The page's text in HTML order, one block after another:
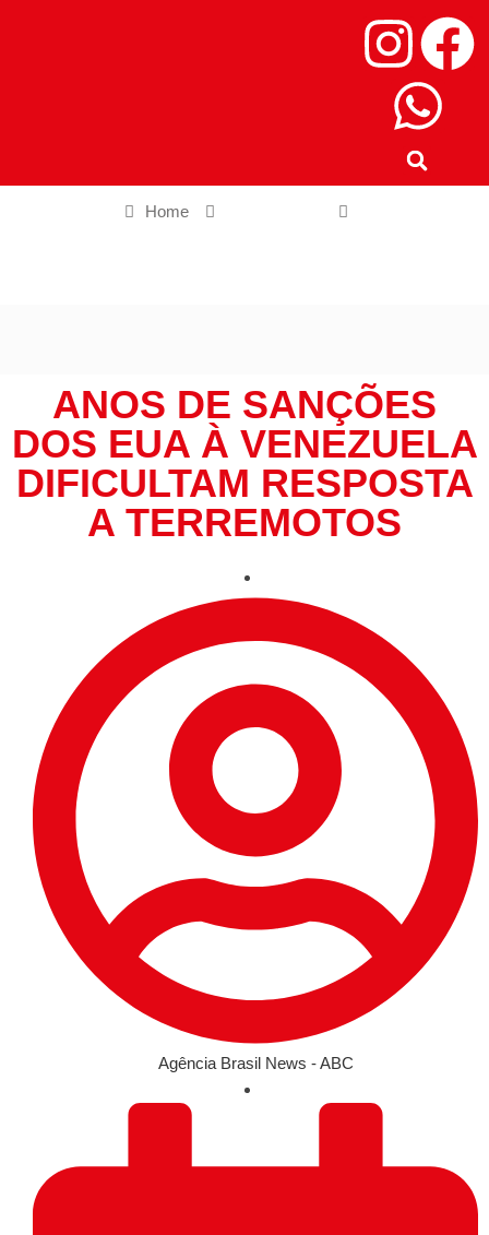
Home
ANOS DE SANÇÕES
DOS EUA À VENEZUELA
DIFICULTAM RESPOSTA
A TERREMOTOS
Agência Brasil News - ABC